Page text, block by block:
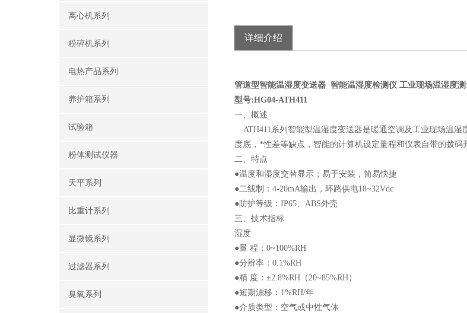
离心机系列
粉碎机系列
电热产品系列
养护箱系列
试验箱
粉体测试仪器
天平系列
比重计系列
显微镜系列
过滤器系列
臭氧系列
详细介绍
管道型智能温湿度变送器 智能温湿度检测仪 工业现场温湿度
型号:HG04-ATH411
一、概述
ATH411系列智能型温湿度变送器是暖通空调及工业现场温
度底，*性差等缺点，智能的计算机设定量程和仪表自带的拨
二、特点
●温度和湿度交替显示；易于安装，简易快捷
●二线制：4-20mA输出，环路供电18~32Vdc
●防护等级：IP65、ABS外壳
三、技术指标
湿度
●量 程：0~100%RH
●分辨率：0.1%RH
●精 度：±2.8%RH（20~85%RH）
●短期漂移：1%RH/年
●介质类型：空气或中性气体